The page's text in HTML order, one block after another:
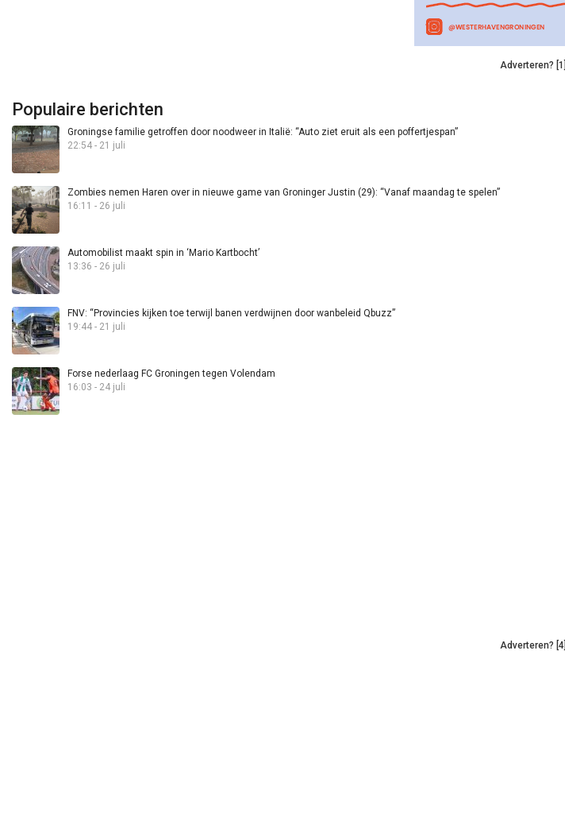
Adverteren? [1]
Populaire berichten
Groningse familie getroffen door noodweer in Italië: “Auto ziet eruit als een poffertjespan”
22:54 - 21 juli
Zombies nemen Haren over in nieuwe game van Groninger Justin (29): “Vanaf maandag te spelen”
16:11 - 26 juli
Automobilist maakt spin in ‘Mario Kartbocht’
13:36 - 26 juli
FNV: “Provincies kijken toe terwijl banen verdwijnen door wanbeleid Qbuzz”
19:44 - 21 juli
Forse nederlaag FC Groningen tegen Volendam
16:03 - 24 juli
Adverteren? [4]